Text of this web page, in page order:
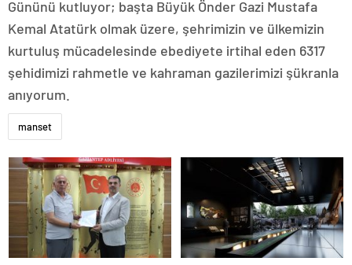
Gününü kutluyor; başta Büyük Önder Gazi Mustafa
Kemal Atatürk olmak üzere, şehrimizin ve ülkemizin
kurtuluş mücadelesinde ebediyete irtihal eden 6317
şehidimizi rahmetle ve kahraman gazilerimizi şükranla
anıyorum.
manset